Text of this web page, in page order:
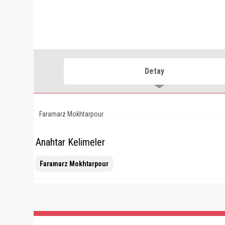
Detay
Faramarz Mokhtarpour
Anahtar Kelimeler
Faramarz Mokhtarpour